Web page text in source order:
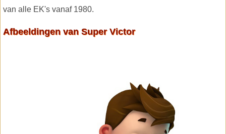
van alle EK's vanaf 1980.
Afbeeldingen van Super Victor